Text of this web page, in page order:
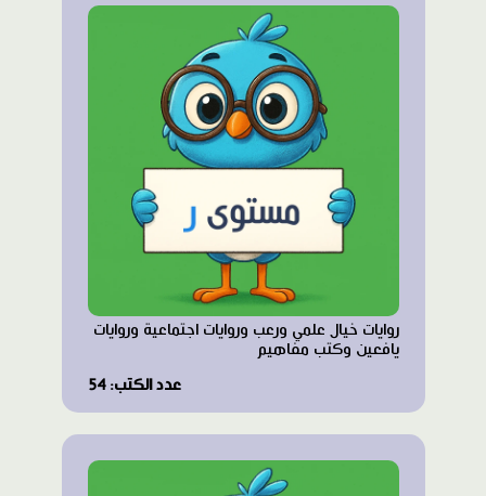
روايات خيال علمي ورعب وروايات اجتماعية وروايات
يافعين وكتب مفاهيم
عدد الكتب: 54